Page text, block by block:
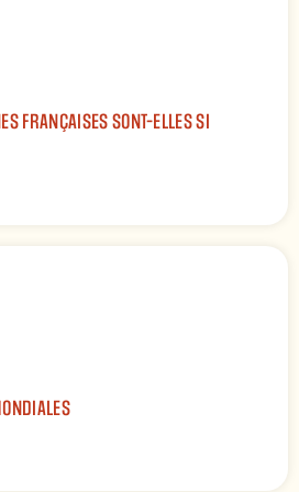
FRANÇAISES SONT-ELLES SI